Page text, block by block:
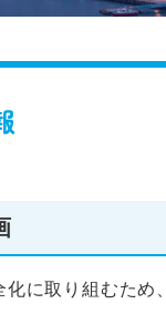
に取り組むた